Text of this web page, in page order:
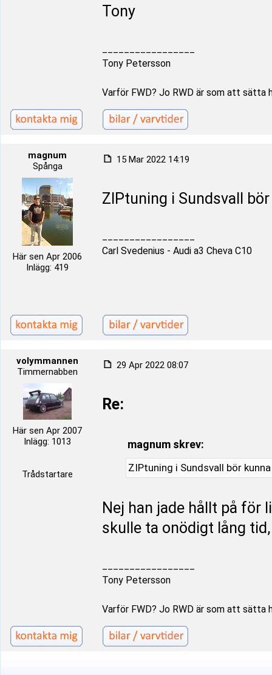
Tony
Tony Petersson
Varför FWD? Jo RWD är som att sätta
magnum
Spånga
Här sen Apr 2006
Inlägg: 419
15 Mar 2022 14:19
ZIPtuning i Sundsvall
Carl Svedenius - Audi a3 Cheva C10
volymmannen
Timmernabben
Här sen Apr 2007
Inlägg: 1013
Trådstartare
29 Apr 2022 08:07
Re:
magnum skrev:
ZIPtuning i Sundsvall bör
Nej han jade hållt på för
skulle ta onödigt lång
Tony Petersson
Varför FWD? Jo RWD är som att sätta